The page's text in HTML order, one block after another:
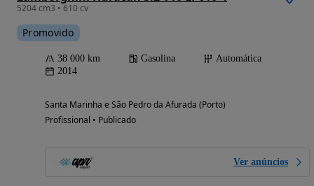
5204 cm3 • 610 cv
Promovido
38 000 km Gasolina
Automática
2014
Santa Marinha e São Pedro da Afurada (Porto)
Profissional • Publicado
Ver anúncios